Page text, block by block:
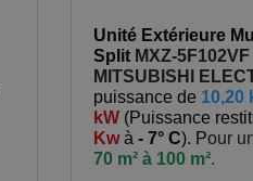
Unité Extérieure
Split MXZ-5F102VF
MITSUBISHI
puissance de 10,20
kW (Puissance
Kwà - 7° C). Pour
70 m² à 100 m².